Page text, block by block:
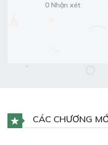
0 Nhận xét
CÁC CHƯƠNG